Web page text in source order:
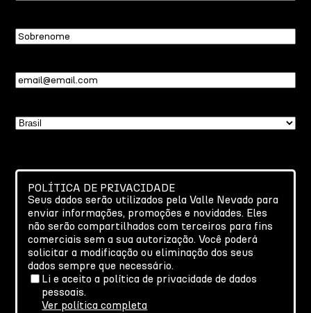
Sobrenome
Email(obrigatório)
País
POLÍTICA DE PRIVACIDADE
Seus dados serão utilizados pela Valle Nevado para
enviar informações, promoções e novidades. Eles
não serão compartilhados com terceiros para fins
comerciais sem a sua autorização. Você poderá
solicitar a modificação ou eliminação dos seus
dados sempre que necessário.
Li e aceito a política de privacidade de dados
pessoais.
Ver política completa